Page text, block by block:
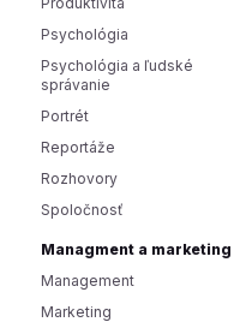
Psychológia
Psychológia a ľudské
správanie
Portrét
Reportáže
Rozhovory
Spoločnosť
Managment a marketing
Management
Marketing